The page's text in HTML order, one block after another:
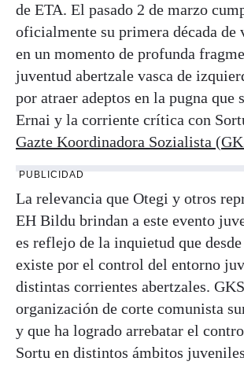
de ETA. El pasado 2 de marzo
oficialmente su primera década de
en un momento de profunda
juventud abertzale vasca de
por atraer adeptos en la pugna que
Ernai y la corriente crítica con
Gazte Koordinadora Sozialista
PUBLICIDAD
La relevancia que Otegi y otros
EH Bildu brindan a este evento
es reflejo de la inquietud que desde
existe por el control del entorno
distintas corrientes abertzales.
organización de corte comunista
y que ha logrado arrebatar el
Sortu en distintos ámbitos